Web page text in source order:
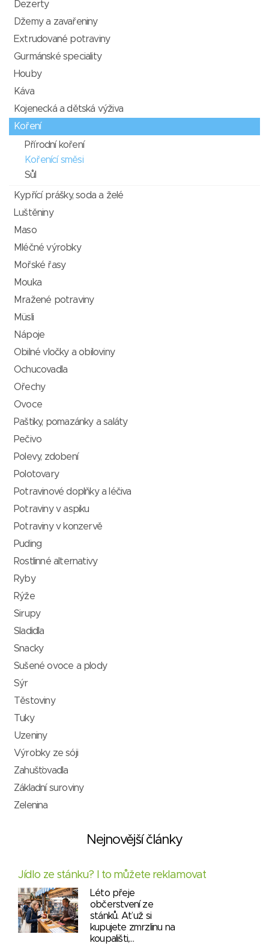
Dezerty
Džemy a zavařeniny
Extrudované potraviny
Gurmánské speciality
Houby
Káva
Kojenecká a dětská výživa
Koření
Přírodní koření
Kořenící směsi
Sůl
Kypřící prášky, soda a želé
Luštěniny
Maso
Mléčné výrobky
Mořské řasy
Mouka
Mražené potraviny
Müsli
Nápoje
Obilné vločky a obiloviny
Ochucovadla
Ořechy
Ovoce
Paštiky, pomazánky a saláty
Pečivo
Polevy, zdobení
Polotovary
Potravinové doplňky a léčiva
Potraviny v aspiku
Potraviny v konzervě
Puding
Rostlinné alternativy
Ryby
Rýže
Sirupy
Sladidla
Snacky
Sušené ovoce a plody
Sýr
Těstoviny
Tuky
Uzeniny
Výrobky ze sóji
Zahušťovadla
Základní suroviny
Zelenina
Nejnovější články
Jídlo ze stánku? I to můžete reklamovat
Léto přeje
občerstvení ze
stánků. Ať už si
kupujete zmrzlinu na
koupališti,…